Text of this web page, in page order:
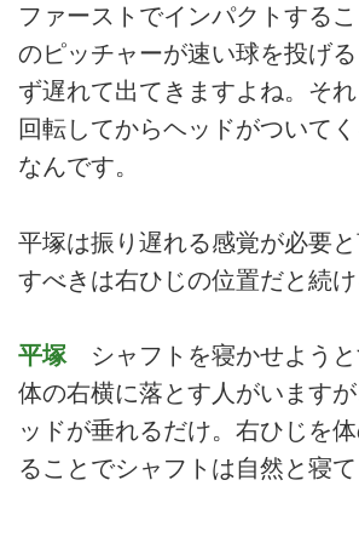
ファーストでインパクトする
のピッチャーが速い球を投げ
ず遅れて出てきますよね。そ
回転してからヘッドがついて
なんです。
平塚は振り遅れる感覚が必要
すべきは右ひじの位置だと続け
平塚シャフトを寝かせようと
体の右横に落とす人がいます
ッドが垂れるだけ。右ひじを
ることでシャフトは自然と寝て